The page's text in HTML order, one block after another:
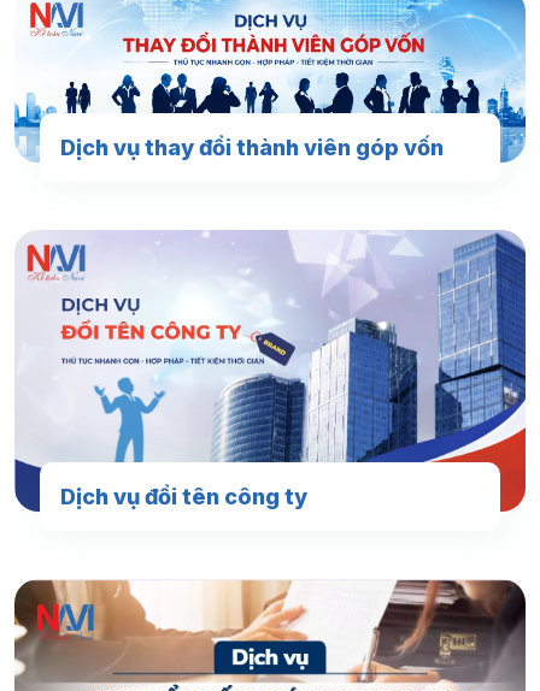
Dịch vụ thay đổi thành viên góp vốn
Dịch vụ đổi tên công ty